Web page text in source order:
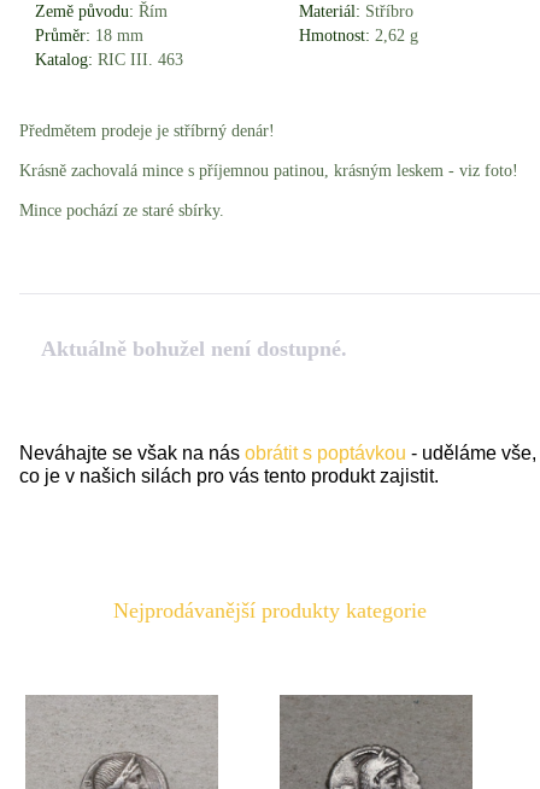
Země původu: Řím Materiál: Stříbro
Průměr: 18 mm Hmotnost: 2,62 g
Katalog: RIC III. 463
Předmětem prodeje je stříbrný denár!
Krásně zachovalá mince s příjemnou patinou, krásným leskem - viz foto!
Mince pochází ze staré sbírky.
Aktuálně bohužel není dostupné.
Neváhajte se však na nás obrátit s poptávkou - uděláme vše,
co je v našich silách pro vás tento produkt zajistit.
Nejprodávanější produkty kategorie